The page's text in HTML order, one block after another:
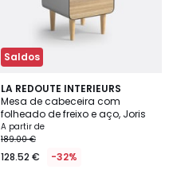
Saldos
LA REDOUTE INTERIEURS
Mesa de cabeceira com
folheado de freixo e aço, Joris
A partir de
189.00 €
128.52 € -32%
4,3
/ 5
4
Cores